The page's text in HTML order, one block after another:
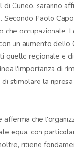
Cuneo, saranno
Secondo Paolo
occupazionale. I
un aumento dello
quello regionale e di
l'importanza di
stimolare la ripresa
che
equa, con
ritiene